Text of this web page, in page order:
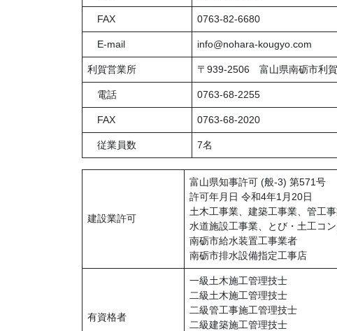
FAX 0763-82-6680
E-mail info@nohara-kougyo.com
利賀営業所 〒939-2506 富山県南砺市利
電話 0763-68-2255
FAX 0763-68-2020
従業員数 7名
建設業許可
富山県知事許可 (般-3) 第571号
許可年月日 令和4年1月20日
土木工事業、建築工事業、管工
水道施設工事業、とび・土工コン
南砺市給水装置工事業者
南砺市排水設備指定工事店
有資格者
一級土木施工管理技士
二級土木施工管理技士
二級管工事施工管理技士
二級建築施工管理技士